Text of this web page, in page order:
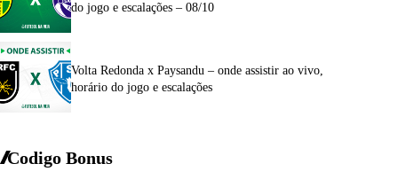
do jogo e escalações – 08/10
Volta Redonda x Paysandu – onde assistir ao vivo,
horário do jogo e escalações
Codigo Bonus